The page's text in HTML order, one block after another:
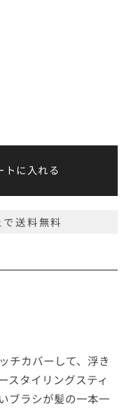
トに入れる
送料無料
チカバーして、浮き
スタイリングスティ
ブラシが髪の一本一